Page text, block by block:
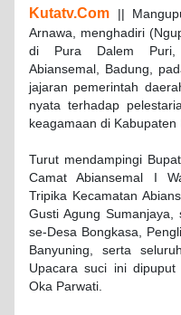
Kutatv.Com ||
Arnawa, menghadiri
di Pura Dalem Puri,
Abiansemal, Badung,
jajaran pemerintah
nyata terhadap
keagamaan di Kabupaten
Turut mendampingi
Camat Abiansemal I
Tripika Kecamatan
Gusti Agung
se-Desa Bongkasa,
Banyuning, serta
Upacara suci ini
Oka Parwati.